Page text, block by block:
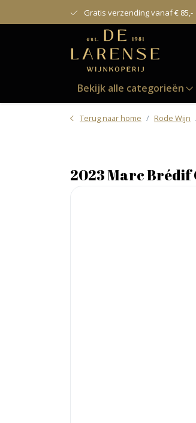
Gratis verzending vanaf € 85,-
Bekijk alle categorieën
Terug naar home Rode Wijn
2023 Marc Brédif